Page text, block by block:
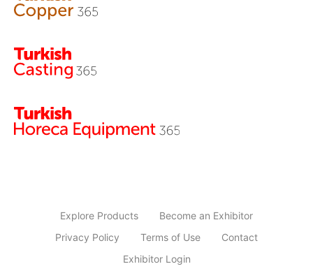
Explore Products
Become an Exhibitor
Privacy Policy
Terms of Use
Contact
Exhibitor Login